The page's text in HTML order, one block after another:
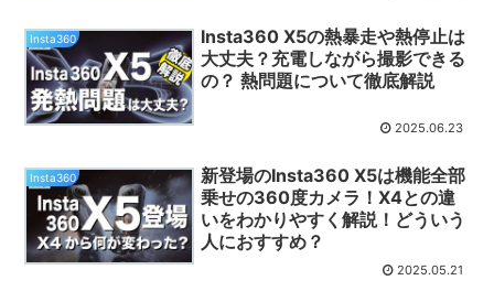
Insta360
Insta360 X5の熱暴走や熱停止は
大丈夫？充電しながら撮影できる
の？ 熱問題について徹底解説
2025.06.23
Insta360
新登場のInsta360 X5は機能全部
乗せの360度カメラ！X4との違
いをわかりやすく解説！どういう
人におすすめ？
2025.05.21